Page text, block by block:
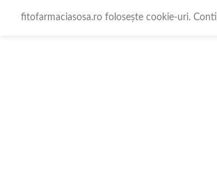
fitofarmaciasosa.ro folosește cookie-uri.